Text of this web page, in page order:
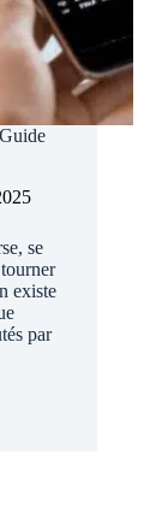
se
existe
par